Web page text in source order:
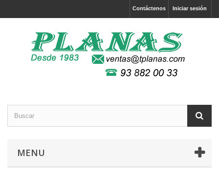
Iniciar sesión
Contáctenos
MENU